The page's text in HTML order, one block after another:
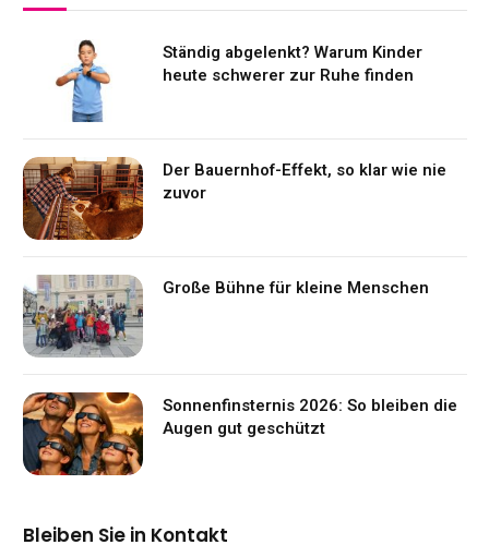
Ständig abgelenkt? Warum Kinder
heute schwerer zur Ruhe finden
Der Bauernhof-Effekt, so klar wie nie
zuvor
Große Bühne für kleine Menschen
Sonnenfinsternis 2026: So bleiben die
Augen gut geschützt
Bleiben Sie in Kontakt